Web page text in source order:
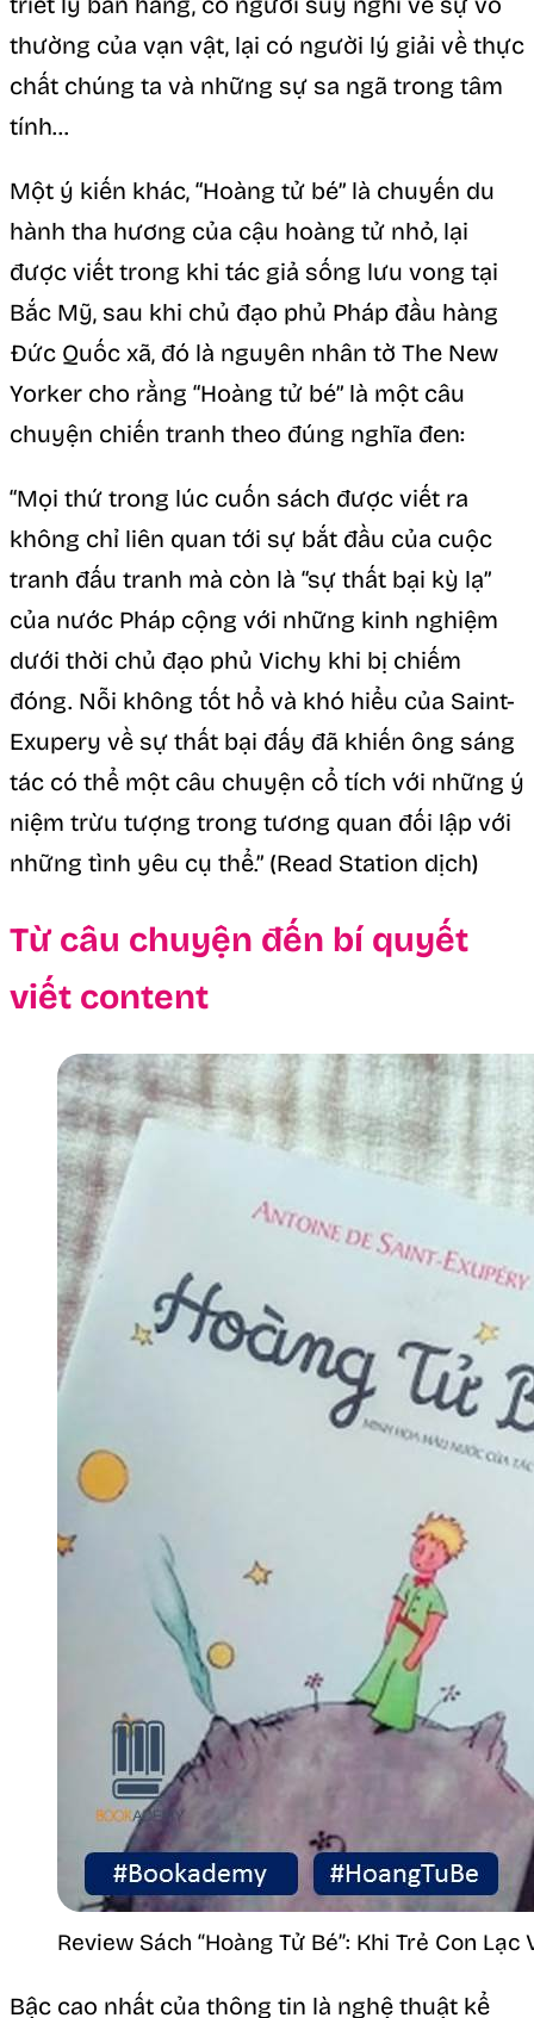
thường của vạn vật, lại có người lý giải về thực
chất chúng ta và những sự sa ngã trong tâm
tính…
Một ý kiến khác, “Hoàng tử bé” là chuyến du
hành tha hương của cậu hoàng tử nhỏ, lại
được viết trong khi tác giả sống lưu vong tại
Bắc Mỹ, sau khi chủ đạo phủ Pháp đầu hàng
Đức Quốc xã, đó là nguyên nhân tờ The New
Yorker cho rằng “Hoàng tử bé” là một câu
chuyện chiến tranh theo đúng nghĩa đen:
“Mọi thứ trong lúc cuốn sách được viết ra
không chỉ liên quan tới sự bắt đầu của cuộc
tranh đấu tranh mà còn là “sự thất bại kỳ lạ”
của nước Pháp cộng với những kinh nghiệm
dưới thời chủ đạo phủ Vichy khi bị chiếm
đóng. Nỗi không tốt hổ và khó hiểu của Saint-
Exupery về sự thất bại đấy đã khiến ông sáng
tác có thể một câu chuyện cổ tích với những ý
niệm trừu tượng trong tương quan đối lập với
những tình yêu cụ thể.” (Read Station dịch)
Từ câu chuyện đến bí quyết
viết content
Review Sách “Hoàng Tử Bé”: Khi Trẻ Con Lạc
Bậc cao nhất của thông tin là nghệ thuật kể